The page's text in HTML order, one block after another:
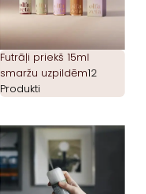
Futrāļi priekš 15ml
smaržu uzpildēm12
Produkti